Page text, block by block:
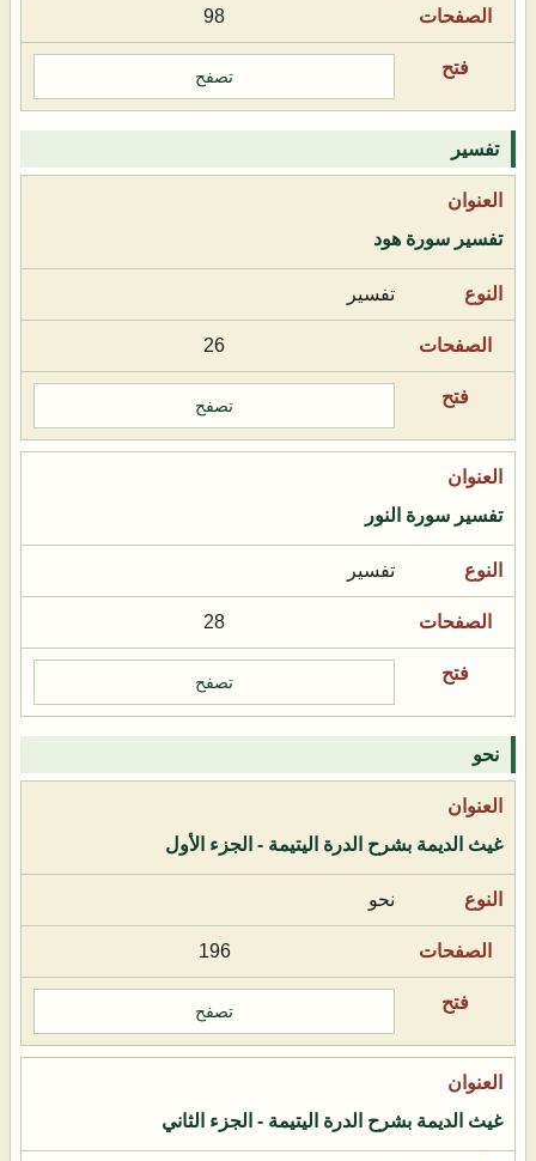
98
تصفح
تفسير
تفسير سورة هود
تفسير
26
تصفح
تفسير سورة النور
تفسير
28
تصفح
نحو
غيث الديمة بشرح الدرة اليتيمة - الجزء الأول
نحو
196
تصفح
غيث الديمة بشرح الدرة اليتيمة - الجزء الثاني